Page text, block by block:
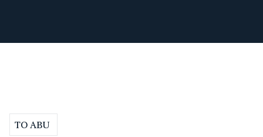
TO ABU